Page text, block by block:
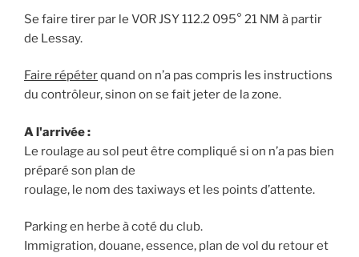
Se faire tirer par le VOR JSY 112.2 095° 21 NM à partir
de Lessay.
Faire répéterquand on n’a pas compris les instructions
du contrôleur, sinon on se fait jeter de la zone.
A l'arrivée :
Le roulage au sol peut être compliqué si on n’a pas bien
préparé son plan de
roulage, le nom des taxiways et les points d’attente.
Parking en herbe à coté du club.
Immigration, douane, essence, plan de vol du retour et